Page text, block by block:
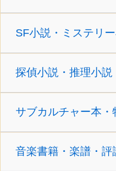
SF小説・ミステリ
探偵小説・推理小説
サブカルチャー本・
音楽書籍・楽譜・評